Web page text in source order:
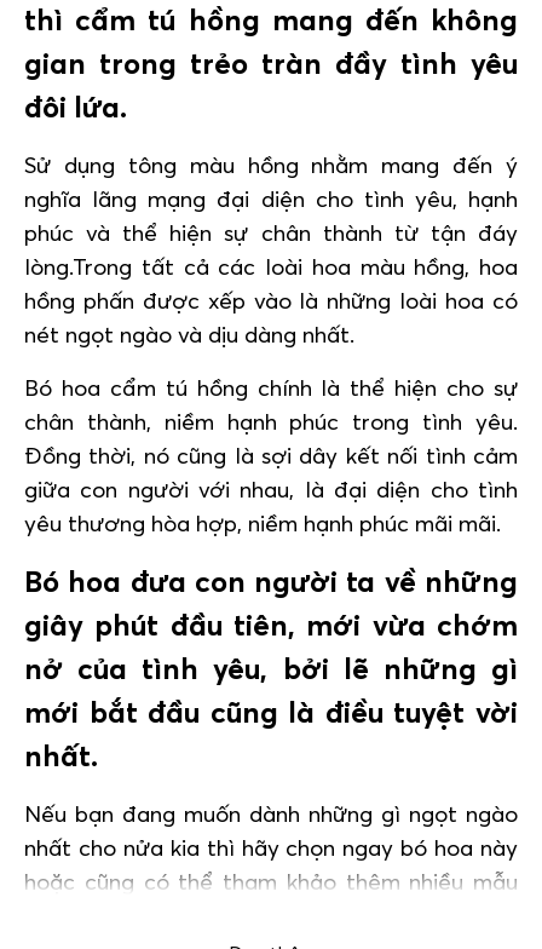
thì cẩm tú hồng mang đến không
gian trong trẻo tràn đầy tình yêu
đôi lứa.
Sử dụng tông màu hồng nhằm mang đến ý
nghĩa lãng mạng đại diện cho tình yêu, hạnh
phúc và thể hiện sự chân thành từ tận đáy
lòng.Trong tất cả các loài hoa màu hồng, hoa
hồng phấn được xếp vào là những loài hoa có
nét ngọt ngào và dịu dàng nhất.
Bó hoa cẩm tú hồng chính là thể hiện cho sự
chân thành, niềm hạnh phúc trong tình yêu.
Đồng thời, nó cũng là sợi dây kết nối tình cảm
giữa con người với nhau, là đại diện cho tình
yêu thương hòa hợp, niềm hạnh phúc mãi mãi.
Bó hoa đưa con người ta về những
giây phút đầu tiên, mới vừa chớm
nở của tình yêu, bởi lẽ những gì
mới bắt đầu cũng là điều tuyệt vời
nhất.
Nếu bạn đang muốn dành những gì ngọt ngào
nhất cho nửa kia thì hãy chọn ngay bó hoa này
hoặc cũng có thể tham khảo thêm nhiều mẫu